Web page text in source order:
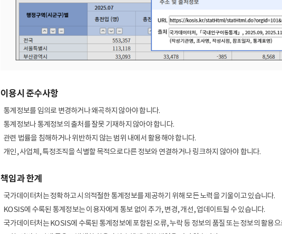
이용시 준수사항
통계정보를 임의로 변경하거나 왜곡하지 않아야 합니다.
통계정보나 통계정보의 출처를 잘못 기재하지 않아야 합니다.
관련 법률을 침해하거나 위반하지 않는 범위 내에서 활용해야 합니다.
개인, 사업체, 특정조직을 식별할 목적으로 다른 정보와 연결하거나 링크하지 않아야 합니다.
책임과 한계
국가데이터처는 정확하고 시의적절한 통계정보를 제공하기 위해 모든 노력을 기울이고 있습니다.
KOSIS에 수록된 통계정보는 이용자에게 통보 없이 추가, 변경, 개선, 업데이트될 수 있습니다.
국가데이터처는 KOSIS에 수록된 통계정보에 포함된 오류, 누락 등 정보의 품질 또는 정보의 활용